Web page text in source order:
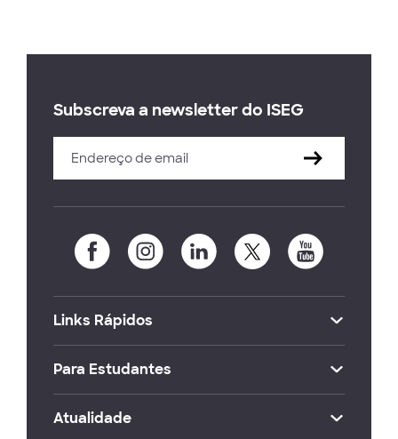
Subscreva a newsletter do ISEG
Links Rápidos
Para Estudantes
Atualidade